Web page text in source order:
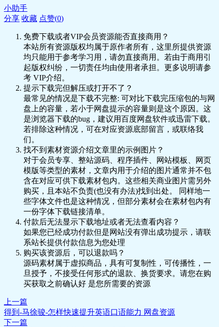
小助手
分享 收藏 点赞(0)
免费下载或者VIP会员资源能否直接商用？
本站所有资源版权均属于原作者所有，这里所提供资源
均只能用于参考学习用，请勿直接商用。若由于商用引
起版权纠纷，一切责任均由使用者承担。更多说明请参
考 VIP介绍。
提示下载完但解压或打开不了？
最常见的情况是下载不完整: 可对比下载完压缩包的与网
盘上的容量，若小于网盘提示的容量则是这个原因。这
是浏览器下载的bug，建议用百度网盘软件或迅雷下载。
若排除这种情况，可在对应资源底部留言，或联络我
们。
找不到素材资源介绍文章里的示例图片？
对于会员专享、整站源码、程序插件、网站模板、网页
模版等类型的素材，文章内用于介绍的图片通常并不包
含在对应可供下载素材包内。这些相关商业图片需另外
购买，且本站不负责(也没有办法)找到出处。 同样地一
些字体文件也是这种情况，但部分素材会在素材包内有
一份字体下载链接清单。
付款后无法显示下载地址或者无法查看内容？
如果您已经成功付款但是网站没有弹出成功提示，请联
系站长提供付款信息为您处理
购买该资源后，可以退款吗？
源码素材属于虚拟商品，具有可复制性，可传播性，一
旦授予，不接受任何形式的退款、换货要求。请您在购
买获取之前确认好 是您所需要的资源
上一篇
得到-马徐骏-怎样快速提升英语口语能力 网盘资源
下一篇